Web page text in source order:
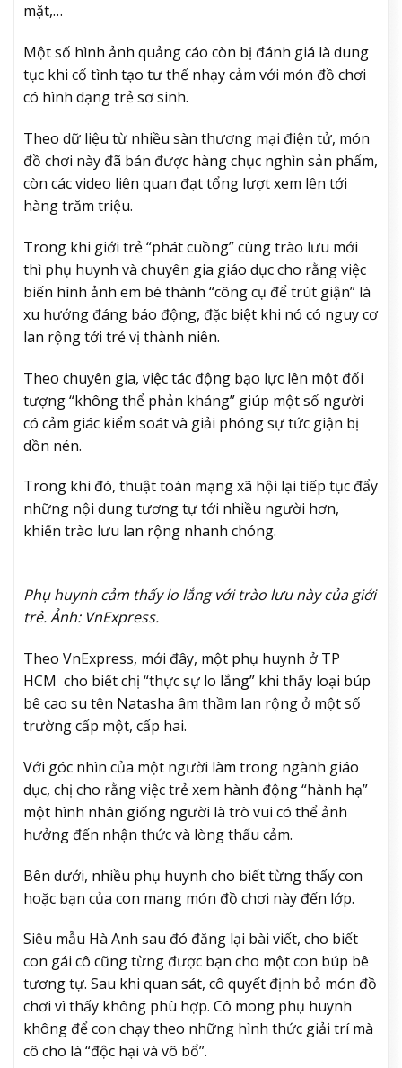
mặt,…
Một số hình ảnh quảng cáo còn bị đánh giá là dung
tục khi cố tình tạo tư thế nhạy cảm với món đồ chơi
có hình dạng trẻ sơ sinh.
Theo dữ liệu từ nhiều sàn thương mại điện tử, món
đồ chơi này đã bán được hàng chục nghìn sản phẩm,
còn các video liên quan đạt tổng lượt xem lên tới
hàng trăm triệu.
Trong khi giới trẻ “phát cuồng” cùng trào lưu mới
thì phụ huynh và chuyên gia giáo dục cho rằng việc
biến hình ảnh em bé thành “công cụ để trút giận” là
xu hướng đáng báo động, đặc biệt khi nó có nguy cơ
lan rộng tới trẻ vị thành niên.
Theo chuyên gia, việc tác động bạo lực lên một đối
tượng “không thể phản kháng” giúp một số người
có cảm giác kiểm soát và giải phóng sự tức giận bị
dồn nén.
Trong khi đó, thuật toán mạng xã hội lại tiếp tục đẩy
những nội dung tương tự tới nhiều người hơn,
khiến trào lưu lan rộng nhanh chóng.
Phụ huynh cảm thấy lo lắng với trào lưu này của giới
trẻ. Ảnh: VnExpress.
Theo VnExpress, mới đây, một phụ huynh ở TP
HCM cho biết chị “thực sự lo lắng” khi thấy loại búp
bê cao su tên Natasha âm thầm lan rộng ở một số
trường cấp một, cấp hai.
Với góc nhìn của một người làm trong ngành giáo
dục, chị cho rằng việc trẻ xem hành động “hành hạ”
một hình nhân giống người là trò vui có thể ảnh
hưởng đến nhận thức và lòng thấu cảm.
Bên dưới, nhiều phụ huynh cho biết từng thấy con
hoặc bạn của con mang món đồ chơi này đến lớp.
Siêu mẫu Hà Anh sau đó đăng lại bài viết, cho biết
con gái cô cũng từng được bạn cho một con búp bê
tương tự. Sau khi quan sát, cô quyết định bỏ món đồ
chơi vì thấy không phù hợp. Cô mong phụ huynh
không để con chạy theo những hình thức giải trí mà
cô cho là “độc hại và vô bổ”.